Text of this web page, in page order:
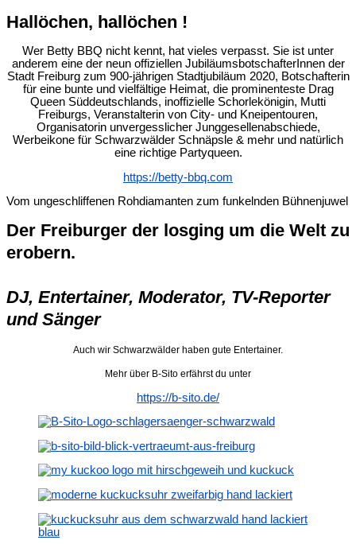
Hallöchen, hallöchen !
Wer Betty BBQ nicht kennt, hat vieles verpasst. Sie ist unter
anderem eine der neun offiziellen JubiläumsbotschafterInnen der
Stadt Freiburg zum 900-jährigen Stadtjubiläum 2020, Botschafterin
für eine bunte und vielfältige Heimat, die prominenteste Drag
Queen Süddeutschlands, inoffizielle Schorlekönigin, Mutti
Freiburgs, Veranstalterin von City- und Kneipentouren,
Organisatorin unvergesslicher Junggesellenabschiede,
Werbeikone für Schwarzwälder Schnäpsle & mehr und natürlich
eine richtige Partyqueen.
https://betty-bbq.com
Vom ungeschliffenen Rohdiamanten zum funkelnden Bühnenjuwel
Der Freiburger der losging um die Welt zu
erobern.
DJ, Entertainer, Moderator, TV-Reporter
und Sänger
Auch wir Schwarzwälder haben gute Entertainer.
Mehr über B-Sito erfährst du unter
https://b-sito.de/